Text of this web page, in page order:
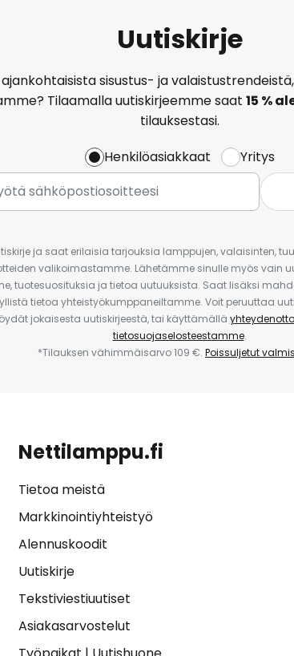
Uutiskirje
sisustus- ja
Tilaamalla uutiskirjeemme saat 15 %
tilauksestasi.
Henkilöasiakkaat
Yritys
ja saat erilaisia tarjouksia lamppujen, valaisinten,
valikoimastamme. Lähetämme sinulle myös vain
tuotesuosituksia ja tietoa uutuuksista. Saat lisäksi
tietoa yhteistyökumppaneiltamme. Voit peruuttaa
jokaisesta uutiskirjeestä, tai käyttämällä
tietosuojaselosteestamme.
*Tilauksen vähimmäisarvo 109 €. Poissuljetut
Nettilamppu.fi
Tietoa meistä
Markkinointiyhteistyö
Alennuskoodit
Uutiskirje
Tekstiviestiuutiset
Asiakasarvostelut